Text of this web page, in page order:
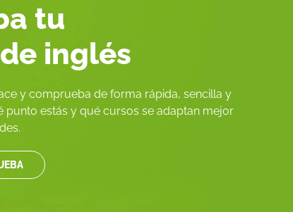
tu
inglés
y comprueba de forma rápida, sencilla y
punto estás y qué cursos se adaptan mejor